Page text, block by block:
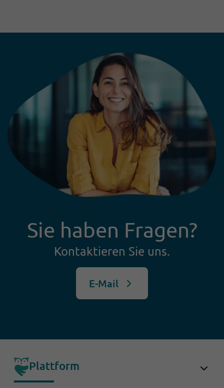
Entscheidend ist die Kombination
aus klarer Strategie, passenden
Anwendungsfällen und der
Einbindung der Mitarbeitenden.
Die folgenden fünf Learnings
zeigen, worauf es bei der
Einführung eines modernen KI-
gestützten Leserservices ankommt.
Sie haben Fragen?
Kontaktieren Sie uns.
E-Mail
Plattform